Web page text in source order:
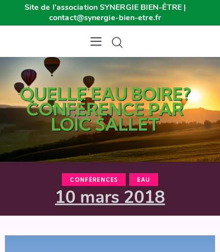
Site de l’association SYNERGIE BIEN-ÊTRE |
contact@synergie-bien-etre.fr
QUELLE EAU BOIRE?
CONFÉRENCE PAR
LOÏC SALLET
CONFÉRENCES EAU
10 mars 2018